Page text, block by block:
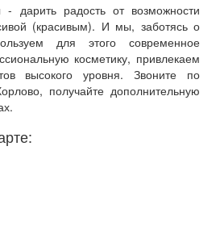
дарить радость от возможности
(красивым). И мы, заботясь о
для этого современное
косметику, привлекаем
высокого уровня. Звоните по
получайте дополнительную